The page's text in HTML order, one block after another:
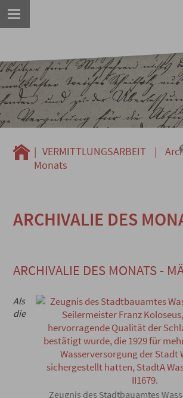
| VERMITTLUNGSARBEIT |
Monats
ARCHIVALIE DES
ARCHIVALIE DES MONATS -
Zeugnis des Stadtbauamtes
Als
die